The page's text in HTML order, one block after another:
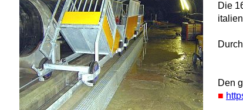
Die
Den
■